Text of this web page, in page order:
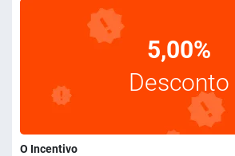
5,00%
Desconto
O Incentivo